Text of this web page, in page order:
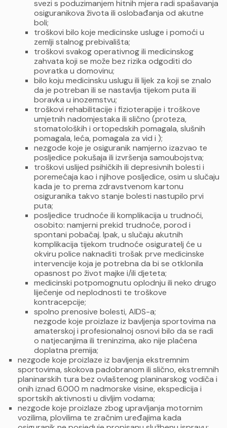
svezi s poduzimanjem hitnih mjera radi spašavanja
osiguranikova života ili oslobađanja od akutne
boli;
troškovi bilo koje medicinske usluge i pomoći u
zemlji stalnog prebivališta;
troškovi svakog operativnog ili medicinskog
zahvata koji se može bez rizika odgoditi do
povratka u domovinu;
bilo koju medicinsku uslugu ili lijek za koji se znalo
da je potreban ili se nastavlja tijekom puta ili
boravka u inozemstvu;
troškovi rehabilitacije i fizioterapije i troškove
umjetnih nadomjestaka ili slično (proteza,
stomatoloških i ortopedskih pomagala, slušnih
pomagala, leća, pomagala za vid i );
nezgode koje je osiguranik namjerno izazvao te
posljedice pokušaja ili izvršenja samoubojstva;
troškovi uslijed psihičkih ili depresivnih bolesti i
poremećaja kao i njihove posljedice, osim u slučaju
kada je to prema zdravstvenom kartonu
osiguranika takvo stanje bolesti nastupilo prvi
puta;
posljedice trudnoće ili komplikacija u trudnoći,
osobito: namjerni prekid trudnoće, porod i
spontani pobačaj. Ipak, u slučaju akutnih
komplikacija tijekom trudnoće osiguratelj će u
okviru police naknaditi trošak prve medicinske
intervencije koja je potrebna da bi se otklonila
opasnost po život majke i/ili djeteta;
medicinski potpomognutu oplodnju ili neko drugo
liječenje od neplodnosti te troškove
kontracepcije;
spolno prenosive bolesti, AIDS-a;
nezgode koje proizlaze iz bavljenja sportovima na
amaterskoj i profesionalnoj osnovi bilo da se radi
o natjecanjima ili treninzima, ako nije plaćena
doplatna premija;
nezgode koje proizlaze iz bavljenja ekstremnim
sportovima, skokova padobranom ili slično, ekstremnih
planinarskih tura bez ovlaštenog planinarskog vodiča i
onih iznad 6.000 m nadmorske visine, ekspedicija i
sportskih aktivnosti u divljim vodama;
nezgode koje proizlaze zbog upravljanja motornim
vozilima, plovilima te zračnim uređajima kada